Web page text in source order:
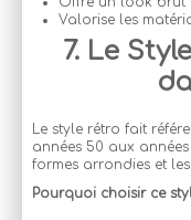
Valorise les
7. Le
Le style rétro fait
années 50 aux
formes arrondies et
Pourquoi choisir ce